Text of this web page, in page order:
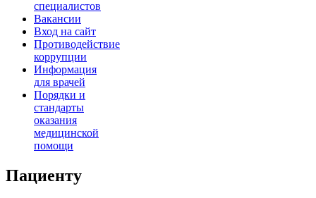
специалистов
Вакансии
Вход на сайт
Противодействие
коррупции
Информация
для врачей
Порядки и
стандарты
оказания
медицинской
помощи
Пациенту